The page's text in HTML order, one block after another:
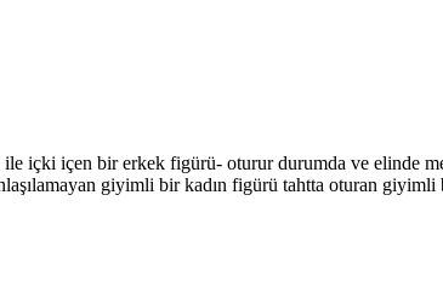
içki içen bir erkek figürü- oturur durumda ve elinde
giyimli bir kadın figürü tahtta oturan